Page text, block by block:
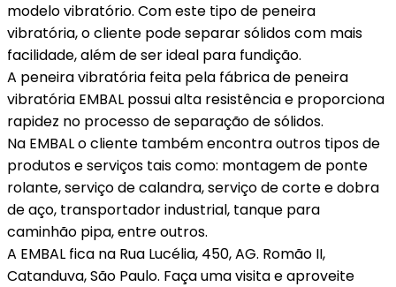
modelo vibratório. Com este tipo de peneira
vibratória, o cliente pode separar sólidos com mais
facilidade, além de ser ideal para fundição.
A peneira vibratória feita pela fábrica de peneira
vibratória EMBAL possui alta resistência e proporciona
rapidez no processo de separação de sólidos.
Na EMBAL o cliente também encontra outros tipos de
produtos e serviços tais como: montagem de ponte
rolante, serviço de calandra, serviço de corte e dobra
de aço, transportador industrial, tanque para
caminhão pipa, entre outros.
A EMBAL fica na Rua Lucélia, 450, AG. Romão II,
Catanduva, São Paulo. Faça uma visita e aproveite